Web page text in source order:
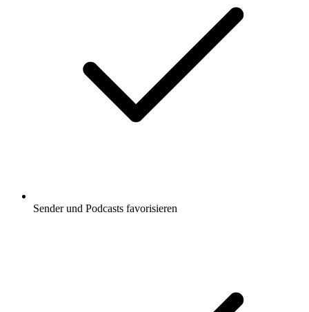
Sender und Podcasts favorisieren